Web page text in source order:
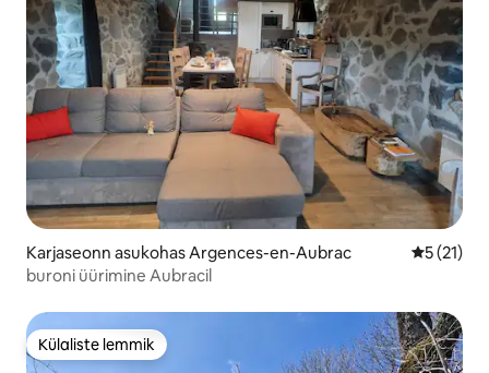
Karjaseonn asukohas Argences-en-Aubrac
5 (21)
buroni üürimine Aubracil
Külaliste lemmik
Külaliste lemmik